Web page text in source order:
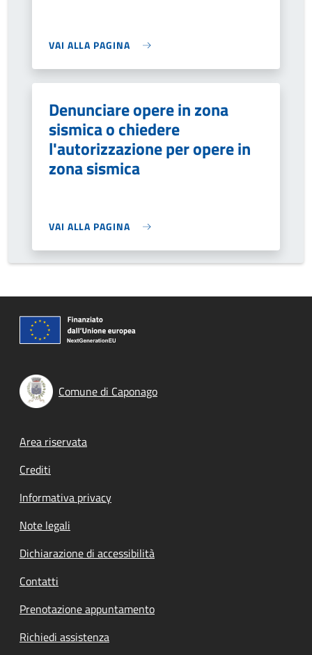
VAI ALLA PAGINA
Denunciare opere in zona
sismica o chiedere
l'autorizzazione per opere in
zona sismica
VAI ALLA PAGINA
Comune di Caponago
Footer menu
Area riservata
Crediti
Informativa privacy
Note legali
Dichiarazione di accessibilità
Contatti
Prenotazione appuntamento
Richiedi assistenza